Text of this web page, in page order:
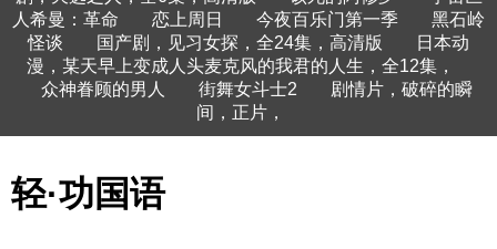
人希曼：革命
恋上周日 今夜百乐门第一季
黑石岭
怪谈
国产剧，见习女探，全24集，高清版
日本动
漫，某天早上变成人头麦克风的我君的人生，全12集，
众神眷顾的男人
街舞女斗士2
剧情片，破碎的瞬
间，正片，
轻·功国语